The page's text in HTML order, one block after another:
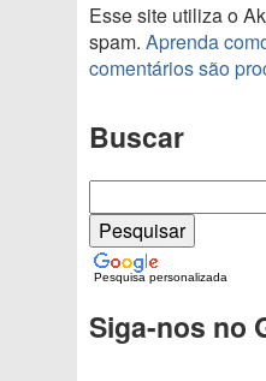
Esse site utiliza o
spam. Aprenda
comentários são
Buscar
Pesquisa personalizada
Siga-nos no